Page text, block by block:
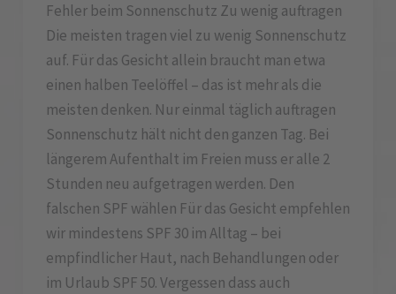
Fehler beim Sonnenschutz Zu wenig auftragen
Die meisten tragen viel zu wenig Sonnenschutz
auf. Für das Gesicht allein braucht man etwa
einen halben Teelöffel – das ist mehr als die
meisten denken. Nur einmal täglich auftragen
Sonnenschutz hält nicht den ganzen Tag. Bei
längerem Aufenthalt im Freien muss er alle 2
Stunden neu aufgetragen werden. Den
falschen SPF wählen Für das Gesicht empfehlen
wir mindestens SPF 30 im Alltag – bei
empfindlicher Haut, nach Behandlungen oder
im Urlaub SPF 50. Vergessen dass auch